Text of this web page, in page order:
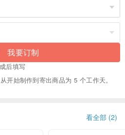
我要订制
后填写
开始制作到寄出商品为 5 个工作天。
看全部 (2)